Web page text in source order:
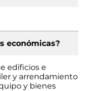
económicas?
edificios e
y arrendamiento
y bienes